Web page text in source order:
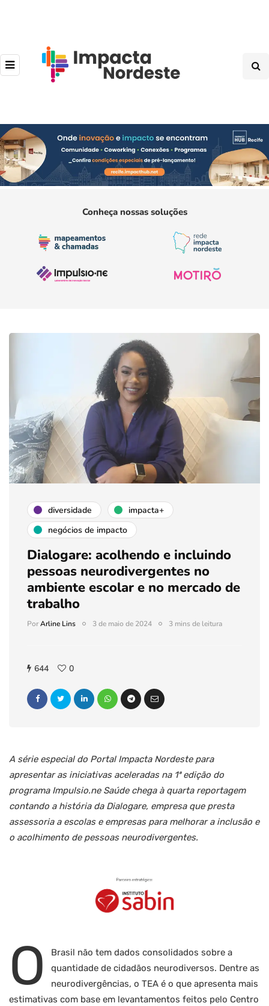
Conheça nossas soluções
diversidade
impacta+
negócios de impacto
Dialogare: acolhendo e incluindo
pessoas neurodivergentes no
ambiente escolar e no mercado de
trabalho
PorArline Lins 3 de maio de 2024 3 mins de leitura
644 0
A série especial do Portal Impacta Nordeste para
apresentar as iniciativas aceleradas na 1ª edição do
programa Impulsio.ne Saúde chega à quarta reportagem
contando a história da Dialogare, empresa que presta
assessoria a escolas e empresas para melhorar a inclusão e
o acolhimento de pessoas neurodivergentes.
O
Brasil não tem dados consolidados sobre a
quantidade de cidadãos neurodiversos. Dentre as
neurodivergências, o TEA é o que apresenta mais
estimativas com base em levantamentos feitos pelo Centro